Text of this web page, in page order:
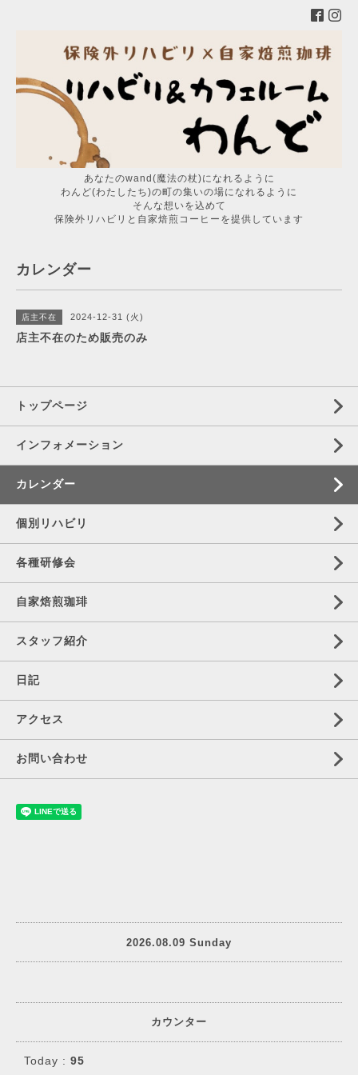
あなたのwand(魔法の杖)になれるように
わんど(わたしたち)の町の集いの場になれるように
そんな想いを込めて
保険外リハビリと自家焙煎コーヒーを提供しています
カレンダー
店主不在 2024-12-31 (火)
店主不在のため販売のみ
トップページ
インフォメーション
カレンダー
個別リハビリ
各種研修会
自家焙煎珈琲
スタッフ紹介
日記
アクセス
お問い合わせ
2026.08.09 Sunday
カウンター
Today : 95